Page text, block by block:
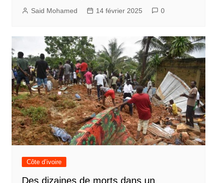
Said Mohamed 14 février 2025 0
Côte d’ivoire
Des dizaines de morts dans un